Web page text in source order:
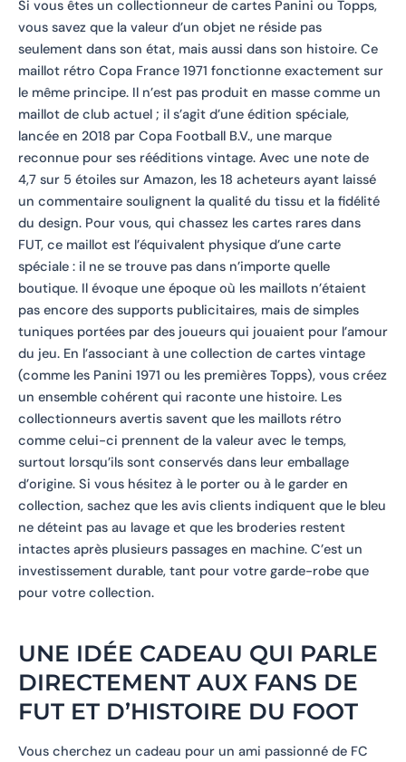
Si vous êtes un collectionneur de cartes Panini ou Topps,
vous savez que la valeur d’un objet ne réside pas
seulement dans son état, mais aussi dans son histoire. Ce
maillot rétro Copa France 1971 fonctionne exactement sur
le même principe. Il n’est pas produit en masse comme un
maillot de club actuel ; il s’agit d’une édition spéciale,
lancée en 2018 par Copa Football B.V., une marque
reconnue pour ses rééditions vintage. Avec une note de
4,7 sur 5 étoiles sur Amazon, les 18 acheteurs ayant laissé
un commentaire soulignent la qualité du tissu et la fidélité
du design. Pour vous, qui chassez les cartes rares dans
FUT, ce maillot est l’équivalent physique d’une carte
spéciale : il ne se trouve pas dans n’importe quelle
boutique. Il évoque une époque où les maillots n’étaient
pas encore des supports publicitaires, mais de simples
tuniques portées par des joueurs qui jouaient pour l’amour
du jeu. En l’associant à une collection de cartes vintage
(comme les Panini 1971 ou les premières Topps), vous créez
un ensemble cohérent qui raconte une histoire. Les
collectionneurs avertis savent que les maillots rétro
comme celui-ci prennent de la valeur avec le temps,
surtout lorsqu’ils sont conservés dans leur emballage
d’origine. Si vous hésitez à le porter ou à le garder en
collection, sachez que les avis clients indiquent que le bleu
ne déteint pas au lavage et que les broderies restent
intactes après plusieurs passages en machine. C’est un
investissement durable, tant pour votre garde-robe que
pour votre collection.
UNE IDÉE CADEAU QUI PARLE
DIRECTEMENT AUX FANS DE
FUT ET D’HISTOIRE DU FOOT
Vous cherchez un cadeau pour un ami passionné de FC